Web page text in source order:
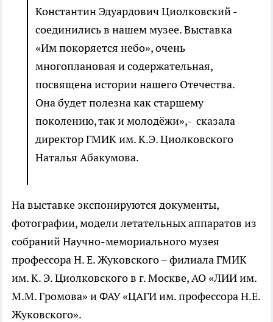
Константин Эдуардович Циолковский -
соединились в нашем музее. Выставка
«Им покоряется небо», очень
многоплановая и содержательная,
посвящена истории нашего Отечества.
Она будет полезна как старшему
поколению, так и молодёжи»,- сказала
директор ГМИК им. К.Э. Циолковского
Наталья Абакумова.
На выставке экспонируются документы,
фотографии, модели летательных аппаратов из
собраний Научно-мемориального музея
профессора Н. Е. Жуковского – филиала ГМИК
им. К. Э. Циолковского в г. Москве, АО «ЛИИ им.
М.М. Громова» и ФАУ «ЦАГИ им. профессора Н.Е.
Жуковского».